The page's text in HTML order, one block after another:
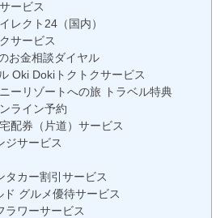
ービス
レクト24（国内）
サービス
お金相談ダイヤル
Oki Dokiトクトクサービス
ーリゾートへの旅 トラベル特典
ライン予約
配券（片道）サービス
ジサービス
タカー割引サービス
ド グルメ優待サービス
ラワーサービス